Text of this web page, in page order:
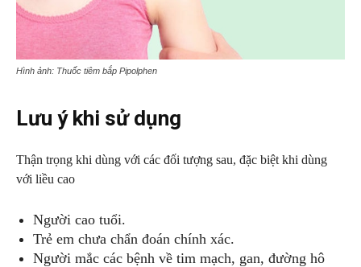
Hình ảnh: Thuốc tiêm bắp Pipolphen
Lưu ý khi sử dụng
Thận trọng khi dùng với các đối tượng sau, đặc biệt khi dùng
với liều cao
Người cao tuổi.
Trẻ em chưa chẩn đoán chính xác.
Người mắc các bệnh về tim mạch, gan, đường hô